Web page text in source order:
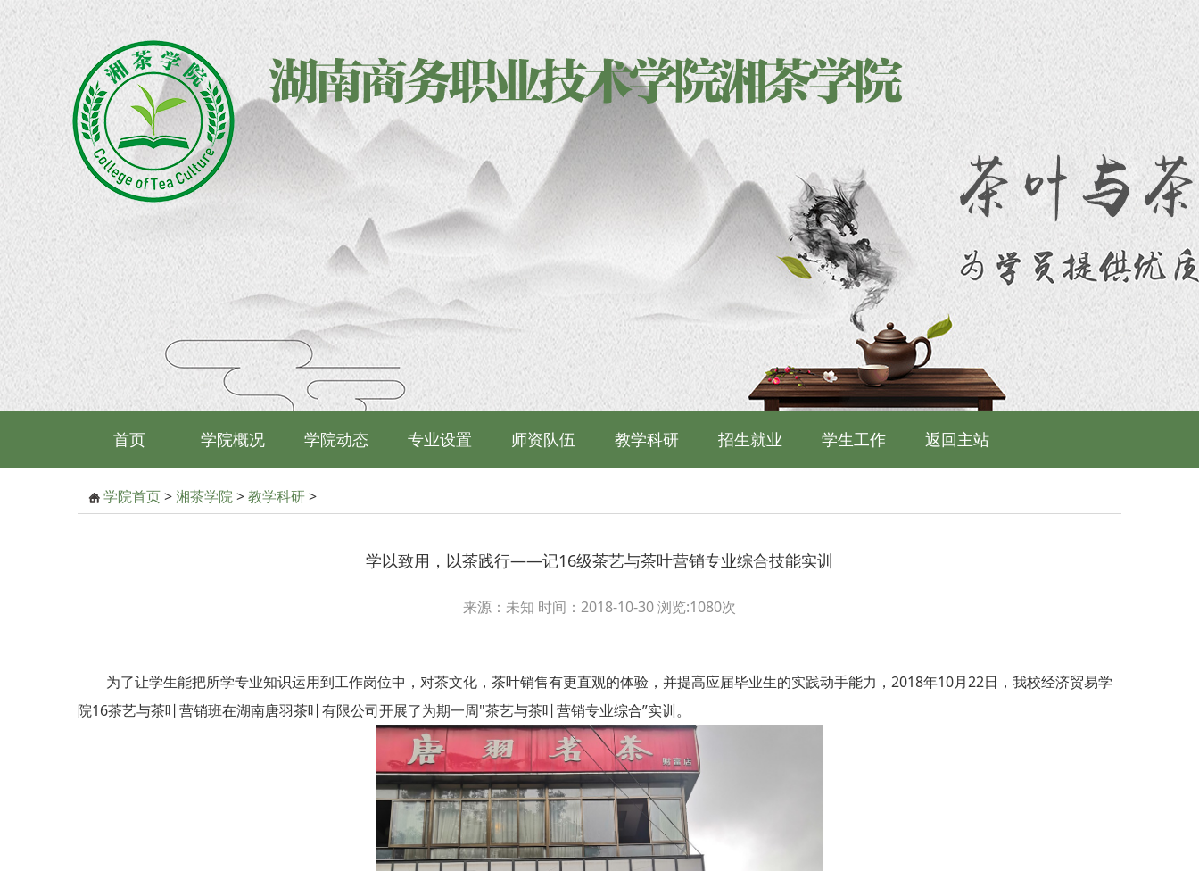
首页 学院概况 学院动态 专业设置 师资队伍 教学科研 招生就业 学生工作 返回主站
学院首页>湘茶学院>教学科研>
学以致用，以茶践行——记16级茶艺与茶叶营销专业综合技能实训
来源：未知 时间：2018-10-30 浏览:1080次
为了让学生能把所学专业知识运用到工作岗位中，对茶文化，茶叶销售有更直观的体验，并提高应届毕业生的实践动手能力，2018年10月22日，我校经济贸易学
院16茶艺与茶叶营销班在湖南唐羽茶叶有限公司开展了为期一周"茶艺与茶叶营销专业综合”实训。